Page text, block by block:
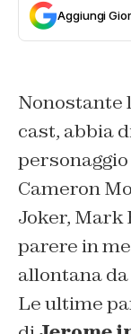
Aggiungi
Nonostante
cast, abbia
Cameron
Joker, Mark
parere in
allontana
Le ultime